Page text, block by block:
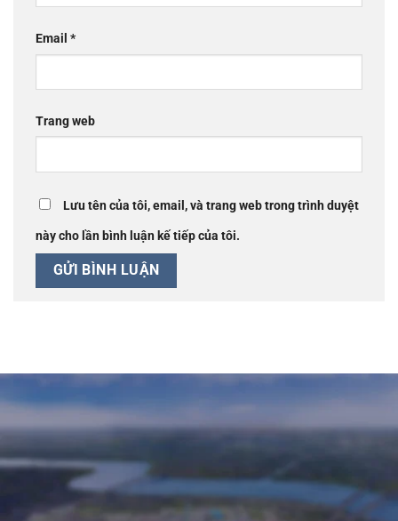
Email *
Trang web
Lưu tên của tôi, email, và trang web trong trình duyệt
này cho lần bình luận kế tiếp của tôi.
Đại Lý Phân Phối Chính Thức Dự Án: Công Ty Cổ Phần